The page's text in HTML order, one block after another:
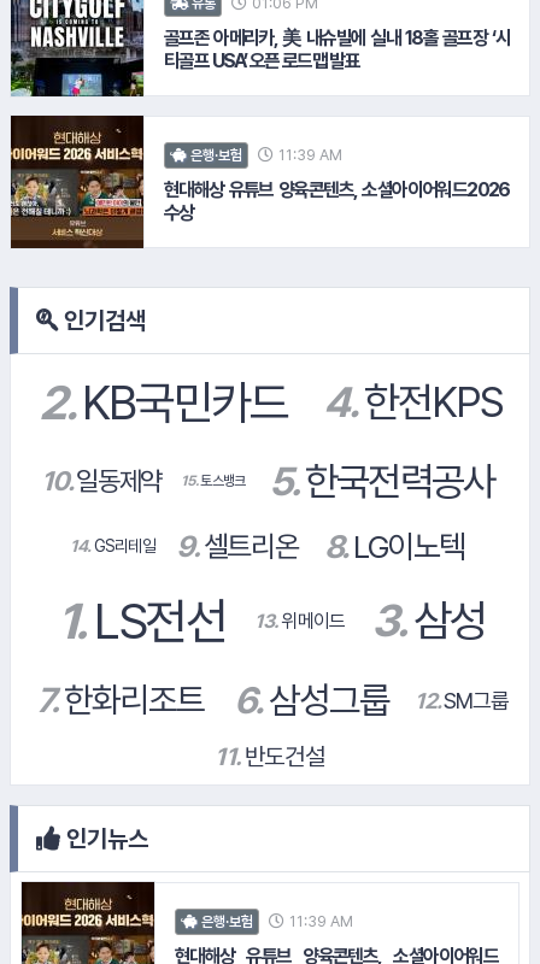
유통
골프존 아메리카, 美 내슈빌에 실내 18홀 골프장 ‘시
티골프 USA’ 오픈 로드맵 발표
은행·보험 11:39 AM
현대해상 유튜브 양육콘텐츠, 소셜아이어워드2026
수상
인기검색
14.GS리테일
13.위메이드
인기뉴스
은행·보험 11:39 AM
현대해상 유튜브 양육콘텐츠, 소셜아이어워드
#오뚜기
#대상
#LH공사
#현대엔지니어링